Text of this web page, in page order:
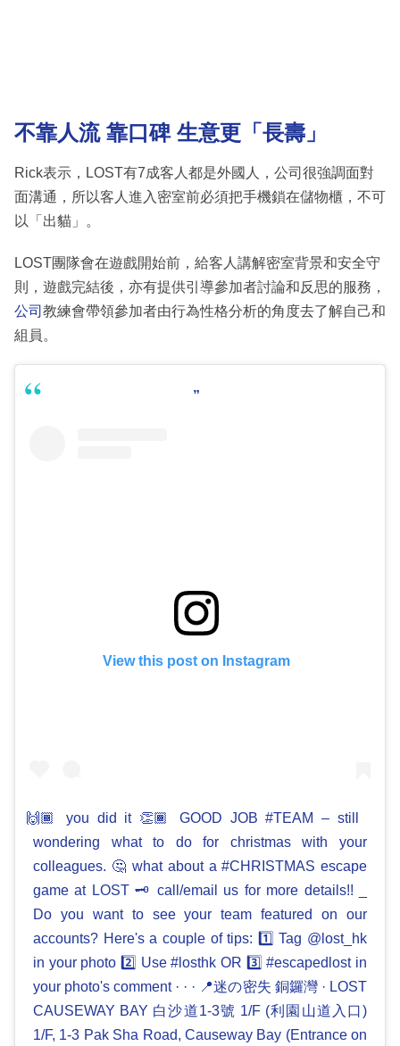
不靠人流 靠口碑 生意更「長壽」
Rick表示，LOST有7成客人都是外國人，公司很強調面對
面溝通，所以客人進入密室前必須把手機鎖在儲物櫃，不可
以「出貓」。
LOST團隊會在遊戲開始前，給客人講解密室背景和安全守
則，遊戲完結後，亦有提供引導參加者討論和反思的服務，
公司 教練會帶領參加者由行為性格分析的角度去了解自己和
組員。
View this post on Instagram
🙌🏾 you did it 👏🏾 GOOD JOB #TEAM – still
wondering what to do for christmas with your
colleagues. 🤔 what about a #CHRISTMAS escape
game at LOST 🗝 call/email us for more details!! _
Do you want to see your team featured on our
accounts? Here's a couple of tips: 1⃣ Tag @lost_hk
in your photo 2⃣ Use #losthk OR 3⃣ #escapedlost in
your photo's comment · · · 📍迷の密失 銅鑼灣 · LOST
CAUSEWAY BAY 白沙道1-3號 1/F (利園山道入口)
1/F, 1-3 Pak Sha Road, Causeway Bay (Entrance on